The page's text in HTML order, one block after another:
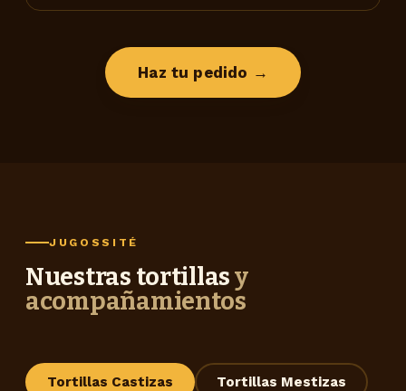
Haz tu pedido →
JUGOSSITÉ
Nuestras tortillasy
acompañamientos
Tortillas Castizas Tortillas Mestizas